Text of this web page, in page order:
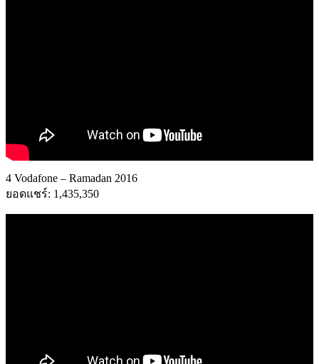
4 Vodafone – Ramadan 2016
ยอดแชร์: 1,435,350